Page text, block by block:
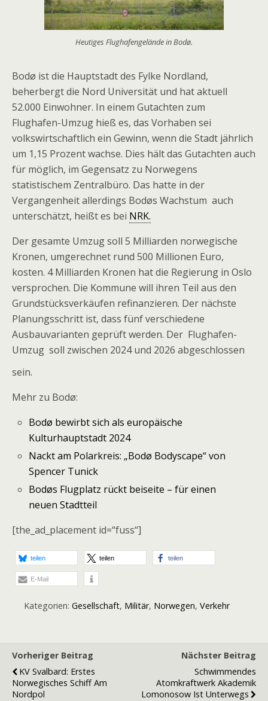
Heutiges Flughafengelände in Bodø.
Bodø ist die Hauptstadt des Fylke Nordland,
beherbergt die Nord Universität und hat aktuell
52.000 Einwohner. In einem Gutachten zum
Flughafen-Umzug hieß es, das Vorhaben sei
volkswirtschaftlich ein Gewinn, wenn die Stadt jährlich
um 1,15 Prozent wachse. Dies hält das Gutachten auch
für möglich, im Gegensatz zu Norwegens
statistischem Zentralbüro. Das hatte in der
Vergangenheit allerdings Bodøs Wachstum auch
unterschätzt, heißt es bei NRK.
Der gesamte Umzug soll 5 Milliarden norwegische
Kronen, umgerechnet rund 500 Millionen Euro,
kosten. 4 Milliarden Kronen hat die Regierung in Oslo
versprochen. Die Kommune will ihren Teil aus den
Grundstücksverkäufen refinanzieren. Der nächste
Planungsschritt ist, dass fünf verschiedene
Ausbauvarianten geprüft werden. Der Flughafen-
Umzug soll zwischen 2024 und 2026 abgeschlossen
sein.
Mehr zu Bodø:
Bodø bewirbt sich als europäische
Kulturhauptstadt 2024
Nackt am Polarkreis: „Bodø Bodyscape“ von
Spencer Tunick
Bodøs Flugplatz rückt beiseite – für einen
neuen Stadtteil
[the_ad_placement id=“fuss“]
teilen teilen teilen
E-Mail
Kategorien: Gesellschaft, Militär, Norwegen, Verkehr
Vorheriger Beitrag
KV Svalbard: Erstes
Norwegisches Schiff Am
Nordpol
Nächster Beitrag
Schwimmendes
Atomkraftwerk Akademik
Lomonosow Ist Unterwegs